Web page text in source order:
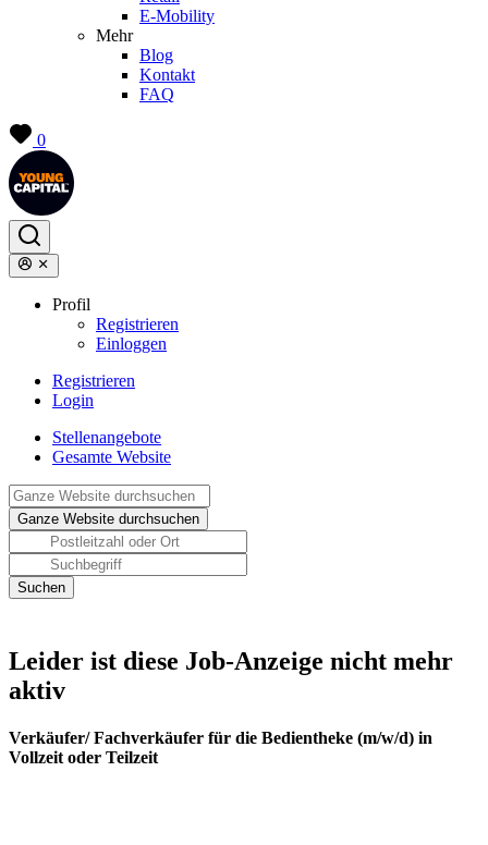
E-Mobility
Mehr
Blog
Kontakt
FAQ
0
Profil
Registrieren
Einloggen
Registrieren
Login
Stellenangebote
Gesamte Website
Leider ist diese Job-Anzeige nicht mehr
aktiv
Verkäufer/ Fachverkäufer für die Bedientheke (m/w/d) in
Vollzeit oder Teilzeit